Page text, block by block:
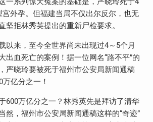
宫外孕。但福建当局不仅出尔反尔，也无
坚拒林秀英提出的重新尸检要求。
以来，至今全世界尚未出现过4～5个月
出血死亡的案例！据一位网名“路不平”的
严晓玲要被死于福州市公安局新闻通稿
亿分之一！
600万亿分之一？林秀英先是拜访了清华
然，福州市公安局新闻通稿这样的“奇迹”